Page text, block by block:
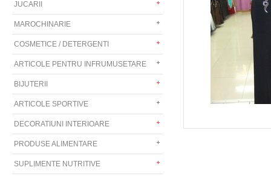
JUCARII
MAROCHINARIE
COSMETICE / DETERGENTI
ARTICOLE PENTRU INFRUMUSETARE
BIJUTERII
ARTICOLE SPORTIVE
DECORATIUNI INTERIOARE
PRODUSE ALIMENTARE
SUPLIMENTE NUTRITIVE